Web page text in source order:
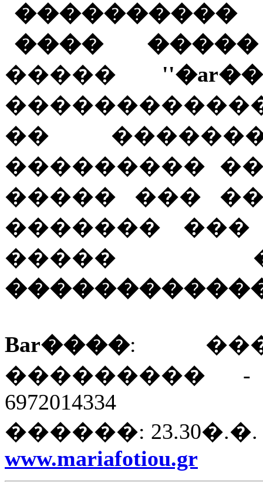
����������
���� �����
�����
��
���������
����� ���
�������
Bar����:
���������
6972014334
������: 23.30�.�.
www.mariafotiou.gr